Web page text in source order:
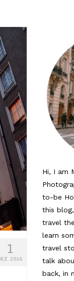
1
2016
Hi, I am
to-be
this
travel
learn
travel
talk
back, in